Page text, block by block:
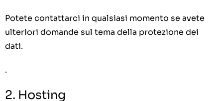
Potete contattarci in qualsiasi momento se avete
ulteriori domande sul tema della protezione dei
dati.
.
2. Hosting